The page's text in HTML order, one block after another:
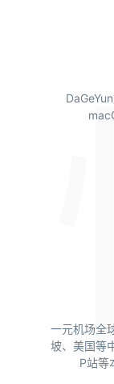
一元机场全
坡、美国等
P站等